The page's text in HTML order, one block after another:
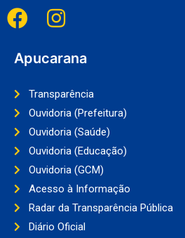
Apucarana
Transparência
Ouvidoria (Prefeitura)
Ouvidoria (Saúde)
Ouvidoria (Educação)
Ouvidoria (GCM)
Acesso à Informação
Radar da Transparência Pública
Diário Oficial